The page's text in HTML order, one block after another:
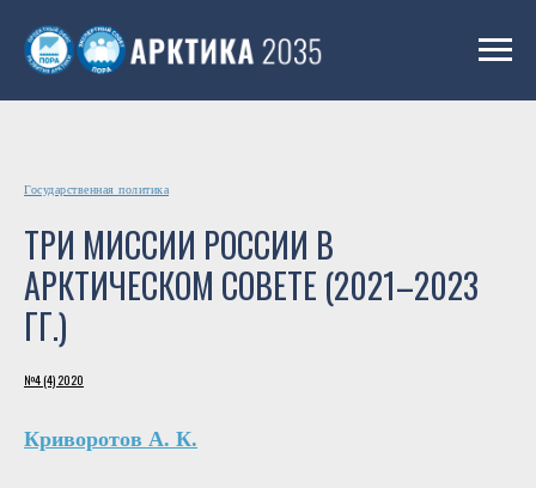
Государственная политика
ТРИ МИССИИ РОССИИ В
АРКТИЧЕСКОМ СОВЕТЕ (2021–2023
ГГ.)
№4 (4) 2020
Криворотов А. К.